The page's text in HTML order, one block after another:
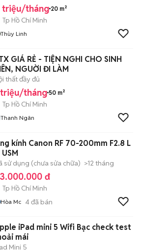
triệu/tháng 20 m²
Tp Hồ Chí Minh
Thùy Linh
GIÁ RẺ - TIỆN NGHI CHO SINH
NGUỜI ĐI LÀM
thất đầy đủ
triệu/tháng 50 m²
Tp Hồ Chí Minh
Thanh Ngân
kính Canon RF 70-200mm F2.8 L
USM
sử dụng (chưa sửa chữa) >12 tháng
đ
Tp Hồ Chí Minh
Hòa Mc 4đã bán
iPad mini 5 Wifi Bạc check test
mái
Mini 5